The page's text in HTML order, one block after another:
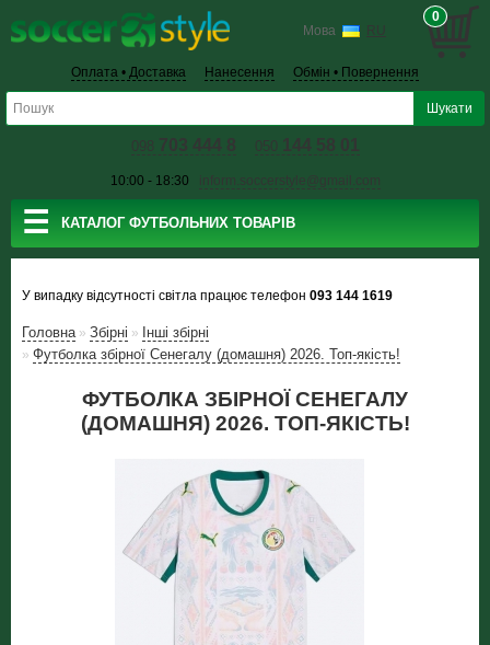
Мова RU
0
Оплата • Доставка Нанесення Обмін • Повернення
098 703 444 8 050 144 58 01
10:00 - 18:30 inform.soccerstyle@gmail.com
☰ КАТАЛОГ ФУТБОЛЬНИХ ТОВАРІВ
У випадку відсутності світла працює телефон 093 144 1619
Головна » Збiрнi » Інші збірні
» Футболка збірної Сенегалу (домашня) 2026. Топ-якість!
ФУТБОЛКА ЗБІРНОЇ СЕНЕГАЛУ
(ДОМАШНЯ) 2026. ТОП-ЯКІСТЬ!